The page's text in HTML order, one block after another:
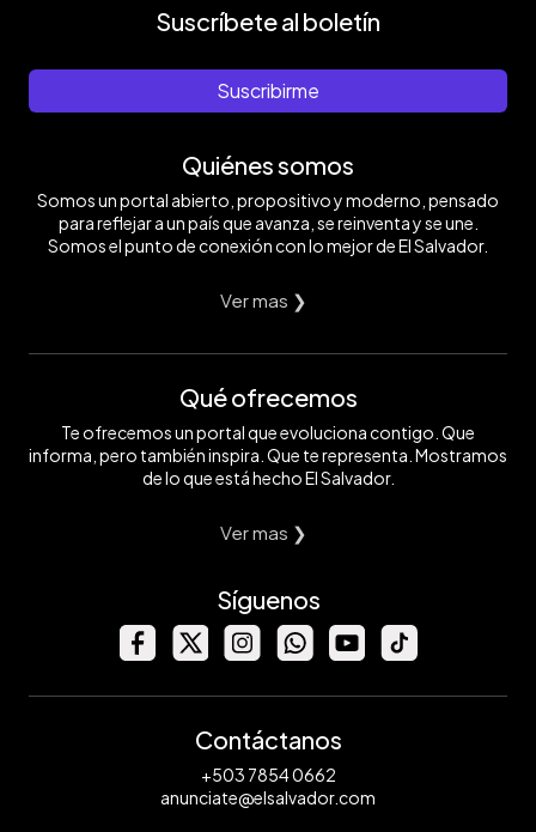
Suscríbete al boletín
Suscribirme
Quiénes somos
Somos un portal abierto, propositivo y moderno, pensado
para reflejar a un país que avanza, se reinventa y se une.
Somos el punto de conexión con lo mejor de El Salvador.
Ver mas ❯
Qué ofrecemos
Te ofrecemos un portal que evoluciona contigo. Que
informa, pero también inspira. Que te representa. Mostramos
de lo que está hecho El Salvador.
Ver mas ❯
Síguenos
Contáctanos
+503 7854 0662
anunciate@elsalvador.com